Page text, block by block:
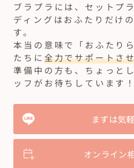
ブラプラには、セットプ
ディングはおふたりだけの
す。
本当の意味で「おふたり
たちに 全力でサポートさ
準備中の方も、ちょっと
ッフがお待ちしています！
まずは気
オンライン